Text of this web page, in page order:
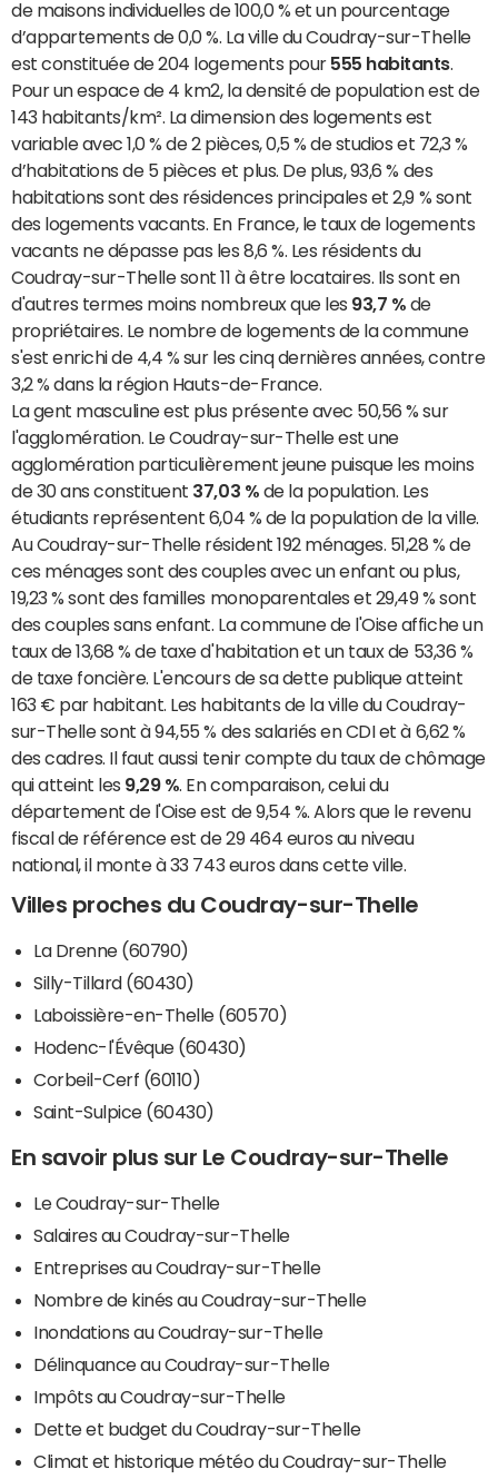
de maisons individuelles de 100,0 % et un pourcentage
d’appartements de 0,0 %. La ville du Coudray-sur-Thelle
est constituée de 204 logements pour 555 habitants.
Pour un espace de 4 km2, la densité de population est de
143 habitants/km². La dimension des logements est
variable avec 1,0 % de 2 pièces, 0,5 % de studios et 72,3 %
d’habitations de 5 pièces et plus. De plus, 93,6 % des
habitations sont des résidences principales et 2,9 % sont
des logements vacants. En France, le taux de logements
vacants ne dépasse pas les 8,6 %. Les résidents du
Coudray-sur-Thelle sont 11 à être locataires. Ils sont en
d'autres termes moins nombreux que les 93,7 % de
propriétaires. Le nombre de logements de la commune
s'est enrichi de 4,4 % sur les cinq dernières années, contre
3,2 % dans la région Hauts-de-France.
La gent masculine est plus présente avec 50,56 % sur
l'agglomération. Le Coudray-sur-Thelle est une
agglomération particulièrement jeune puisque les moins
de 30 ans constituent 37,03 % de la population. Les
étudiants représentent 6,04 % de la population de la ville.
Au Coudray-sur-Thelle résident 192 ménages. 51,28 % de
ces ménages sont des couples avec un enfant ou plus,
19,23 % sont des familles monoparentales et 29,49 % sont
des couples sans enfant. La commune de l'Oise affiche un
taux de 13,68 % de taxe d'habitation et un taux de 53,36 %
de taxe foncière. L'encours de sa dette publique atteint
163 € par habitant. Les habitants de la ville du Coudray-
sur-Thelle sont à 94,55 % des salariés en CDI et à 6,62 %
des cadres. Il faut aussi tenir compte du taux de chômage
qui atteint les 9,29 %. En comparaison, celui du
département de l'Oise est de 9,54 %. Alors que le revenu
fiscal de référence est de 29 464 euros au niveau
national, il monte à 33 743 euros dans cette ville.
Villes proches du Coudray-sur-Thelle
La Drenne (60790)
Silly-Tillard (60430)
Laboissière-en-Thelle (60570)
Hodenc-l'Évêque (60430)
Corbeil-Cerf (60110)
Saint-Sulpice (60430)
En savoir plus sur Le Coudray-sur-Thelle
Le Coudray-sur-Thelle
Salaires au Coudray-sur-Thelle
Entreprises au Coudray-sur-Thelle
Nombre de kinés au Coudray-sur-Thelle
Inondations au Coudray-sur-Thelle
Délinquance au Coudray-sur-Thelle
Impôts au Coudray-sur-Thelle
Dette et budget du Coudray-sur-Thelle
Climat et historique météo du Coudray-sur-Thelle